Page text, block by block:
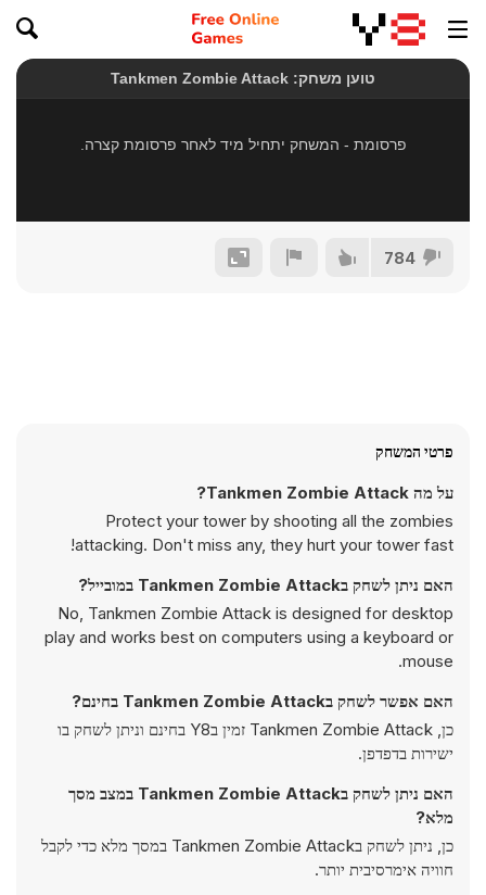
784
פרטי המשחק
על מה Tankmen Zombie Attack?
Protect your tower by shooting all the zombies
attacking. Don't miss any, they hurt your tower fast!
האם ניתן לשחק בTankmen Zombie Attack במובייל?
No, Tankmen Zombie Attack is designed for desktop
play and works best on computers using a keyboard or
mouse.
האם אפשר לשחק בTankmen Zombie Attack בחינם?
כן, Tankmen Zombie Attack זמין בY8 בחינם וניתן לשחק בו
ישירות בדפדפן.
האם ניתן לשחק בTankmen Zombie Attack במצב מסך
מלא?
כן, ניתן לשחק בTankmen Zombie Attack במסך מלא כדי לקבל
חוויה אימרסיבית יותר.